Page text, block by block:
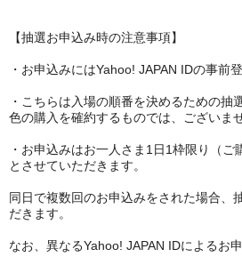
【抽選お申込み時の注意事項】
・お申込みにはYahoo! JAPAN IDの事前
・こちらは入場の順番を決めるための抽
色の購入を確約するものでは、ございませ
・お申込みはお一人さま1日1枠限り（ご
とさせていただきます。
同日で複数回のお申込みをされた場合、
だきます。
なお、異なるYahoo! JAPAN IDによるお